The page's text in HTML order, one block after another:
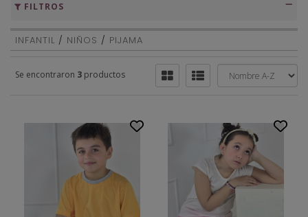
FILTROS
INFANTIL / NIÑOS / PIJAMA
Se encontraron 3 productos